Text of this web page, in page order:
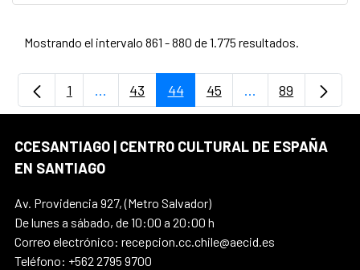
Mostrando el intervalo 861 - 880 de 1.775 resultados.
Página
1 ...Páginas intermedias Use TAB para
Página
43 Página
44 Página
45 ...PáginasPágina
89
CCESANTIAGO | CENTRO CULTURAL DE ESPAÑA
EN SANTIAGO
Av. Providencia 927, (Metro Salvador)
De lunes a sábado, de 10:00 a 20:00 h
Correo electrónico: recepcion.cc.chile@aecid.es
Teléfono: +562 2795 9700